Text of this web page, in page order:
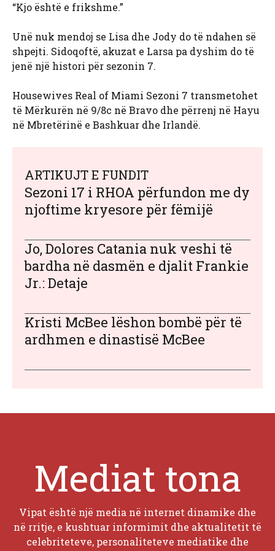
“Kjo është e frikshme.”
Unë nuk mendoj se Lisa dhe Jody do të ndahen së
shpejti. Sidoqoftë, akuzat e Larsa pa dyshim do të
jenë një histori për sezonin 7.
Housewives Real of Miami Sezoni 7 transmetohet
të Mërkurën në 9/8c në Bravo dhe përrenj në Hayu
në Mbretërinë e Bashkuar dhe Irlandë.
ARTIKUJT E FUNDIT
Sezoni 17 i RHOA përfundon me dy
njoftime kryesore për fëmijë
Jo, Dolores Catania nuk veshi të
bardha në dasmën e djalit Frankie
Jr.: Detaje
Kristi McBee lëshon bombë për të
ardhmen e dinastisë McBee
Mediat tona
Vipat është një media në internet dinamike dhe
në rritje, e kushtuar informimit dhe aktualitetit të
celebriteteve, personaliteteve mediatike dhe